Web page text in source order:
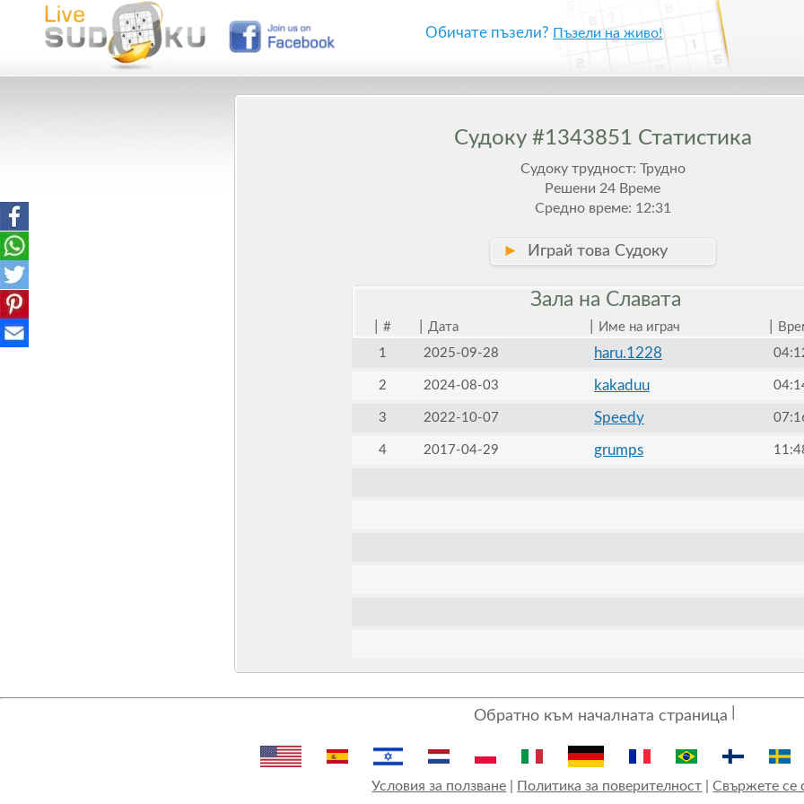
Обичате пъзели? Пъзели на живо!
Судоку #1343851 Статистика
Судоку трудност: Трудно
Решени 24 Време
Средно време: 12:31
► Играй това Судоку
Зала на Славата
# Дата Име на играч
1
2025-09-28 haru.1228
2 2024-08-03 kakaduu
3 2022-10-07 Speedy
4 2017-04-29 grumps
Обратно към началната страница
Условия за ползване Политика за поверителност |Свържете се